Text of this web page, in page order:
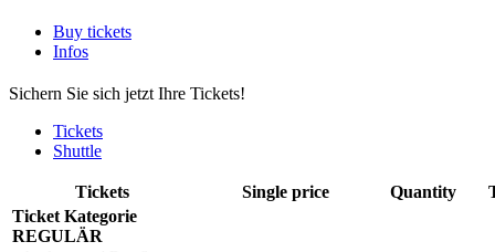
Buy tickets
Infos
Sichern Sie sich jetzt Ihre Tickets!
Tickets
Shuttle
Tickets Single price Quantity
Ticket Kategorie
REGULÄR